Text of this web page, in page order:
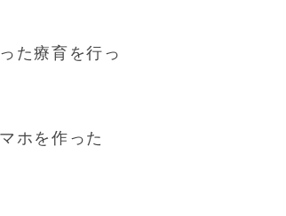
た療育を行っ
ホを作った